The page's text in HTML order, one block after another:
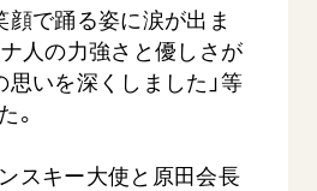
顔で踊る姿に涙が出ま
ナ人の力強さと優しさが
思いを深くしました」等
。
スキー大使と原田会長